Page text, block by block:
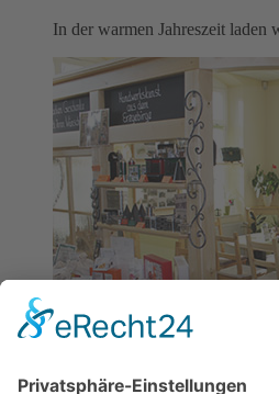
In der warmen Jahreszeit laden